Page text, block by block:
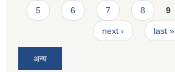
5 6 7 8 9
next › last »
अन्य